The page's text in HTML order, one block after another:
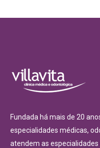
Fundada há mais de 20
especialidades médicas,
atendem as